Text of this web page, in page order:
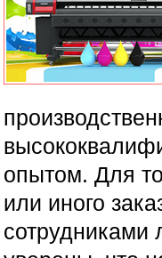
опытом. Для
или иного